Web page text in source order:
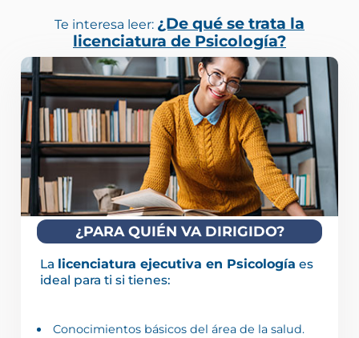
Te interesa leer: ¿De qué se trata la
licenciatura de Psicología?
¿PARA QUIÉN VA DIRIGIDO?
La licenciatura ejecutiva en Psicología es
ideal para ti si tienes:
Conocimientos básicos del área de la salud.